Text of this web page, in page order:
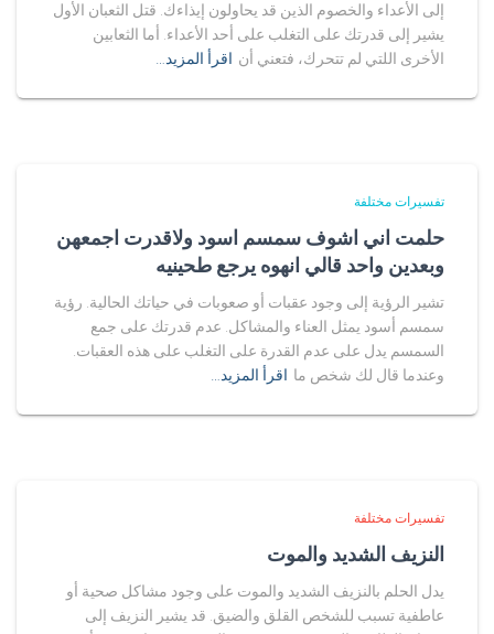
إلى الأعداء والخصوم الذين قد يحاولون إيذاءك. قتل الثعبان الأول
يشير إلى قدرتك على التغلب على أحد الأعداء. أما الثعابين
الأخرى اللتي لم تتحرك، فتعني أن اقرأ المزيد…
تفسيرات مختلفة
حلمت اني اشوف سمسم اسود ولاقدرت اجمعهن
وبعدين واحد قالي انهوه يرجع طحينيه
تشير الرؤية إلى وجود عقبات أو صعوبات في حياتك الحالية. رؤية
سمسم أسود يمثل العناء والمشاكل. عدم قدرتك على جمع
السمسم يدل على عدم القدرة على التغلب على هذه العقبات.
وعندما قال لك شخص ما اقرأ المزيد…
تفسيرات مختلفة
النزيف الشديد والموت
يدل الحلم بالنزيف الشديد والموت على وجود مشاكل صحية أو
عاطفية تسبب للشخص القلق والضيق. قد يشير النزيف إلى